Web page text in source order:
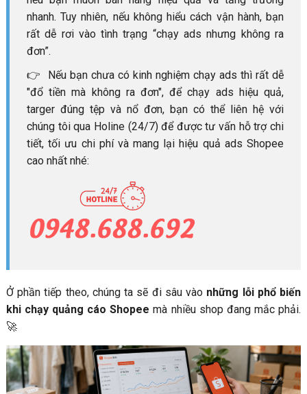
nhanh. Tuy nhiên, nếu không hiểu cách vận hành, bạn
rất dễ rơi vào tình trạng “chạy ads nhưng không ra
đơn”.
👉 Nếu bạn chưa có kinh nghiệm chạy ads thì rất dễ
"đổ tiền mà không ra đơn", để chạy ads hiệu quả,
targer đúng tệp và nổ đơn, bạn có thể liên hệ với
chúng tôi qua Holine (24/7) để được tư vấn hỗ trợ chi
tiết, tối ưu chi phí và mang lại hiệu quả ads Shopee
cao nhất nhé:
Ở phần tiếp theo, chúng ta sẽ đi sâu vào những lỗi phổ biến
khi chạy quảng cáo Shopee mà nhiều shop đang mắc phải.
🚀